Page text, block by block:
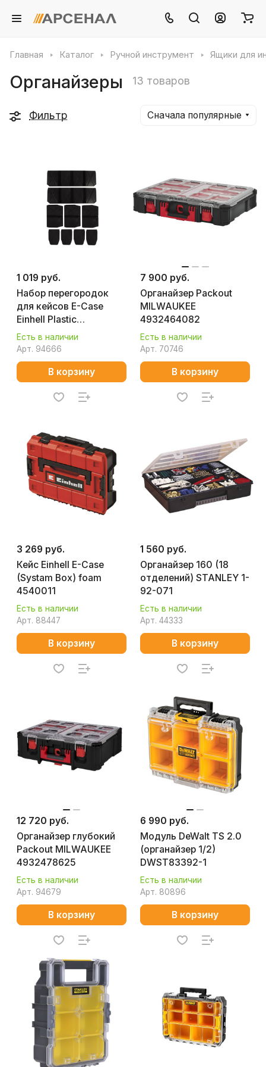
Главная Каталог Ручной инструмент Ящики для
Органайзеры 13 товаров
Фильтр Сначала популярные
1 019 руб.
Набор перегородок
для кейсов E-Case
Einhell Plastic
compartments set
4540012
Есть в наличии
Арт. 94666
В корзину
7 900 руб.
Органайзер Packout
MILWAUKEE
4932464082
Есть в наличии
Арт. 70746
В корзину
3 269 руб.
Кейс Einhell E-Case
(Systam Box) foam
4540011
Есть в наличии
Арт. 88447
В корзину
1 560 руб.
Органайзер 160 (18
отделений) STANLEY 1-
92-071
Есть в наличии
Арт. 44333
В корзину
12 720 руб.
Органайзер глубокий
Packout MILWAUKEE
4932478625
Есть в наличии
Арт. 94679
В корзину
6 990 руб.
Модуль DeWalt TS 2.0
(органайзер 1/2)
DWST83392-1
Есть в наличии
Арт. 80896
В корзину